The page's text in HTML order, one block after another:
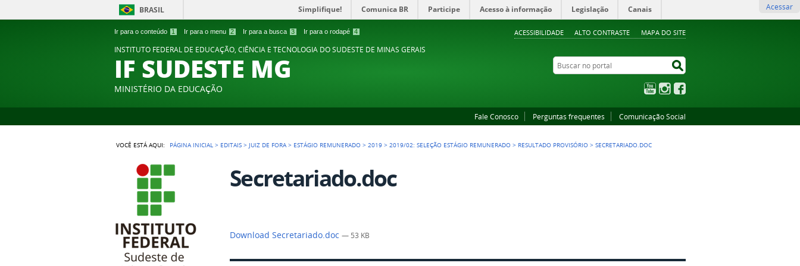
Ir para o conteúdo 1 Ir para o menu 2 Ir para a busca 3 Ir para o rodapé 4 ACESSIBILIDADE ALTO CONTRASTE MAPA DO SITE
BRASIL Simplifique! Comunica BR Participe Acesso à informação Legislação Canais Acessar
INSTITUTO FEDERAL DE EDUCAÇÃO, CIÊNCIA E TECNOLOGIA DO SUDESTE DE MINAS GERAIS
IF SUDESTE MG
MINISTÉRIO DA EDUCAÇÃO
Buscar no portal
YouTubeInstagram
Fale Conosco Perguntas frequentes Comunicação Social
VOCÊ ESTÁ AQUI: PÁGINA INICIAL > EDITAIS > JUIZ DE FORA > ESTÁGIO REMUNERADO >2019 >2019/02: SELEÇÃO ESTÁGIO REMUNERADO > RESULTADO PROVISÓRIO >SECRETARIADO.DOC
Secretariado.doc
Download Secretariado.doc— 53 KB